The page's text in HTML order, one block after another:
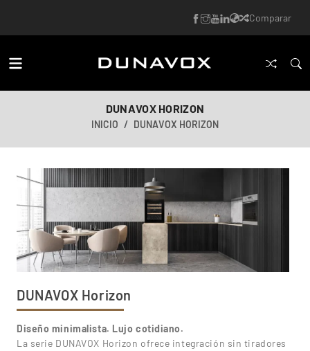
Comparar
DUNAVOX HORIZON
INICIO DUNAVOX HORIZON
DUNAVOX Horizon
Diseño minimalista. Lujo cotidiano.
La serie DUNAVOX Horizon ofrece integración sin tiradores